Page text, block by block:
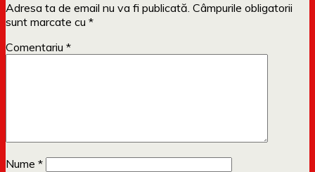
Adresa ta de email nu va fi publicată. Câmpurile obligatorii
sunt marcate cu *
Comentariu *
Nume *